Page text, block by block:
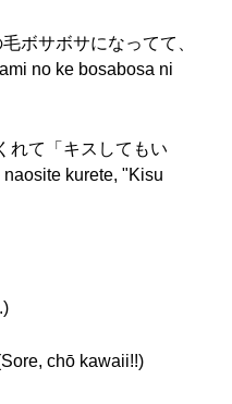
ボサボサになってて、
no ke bosabosa ni
れて「キスしてもい
kurete, "Kisu
chō kawaii!!)